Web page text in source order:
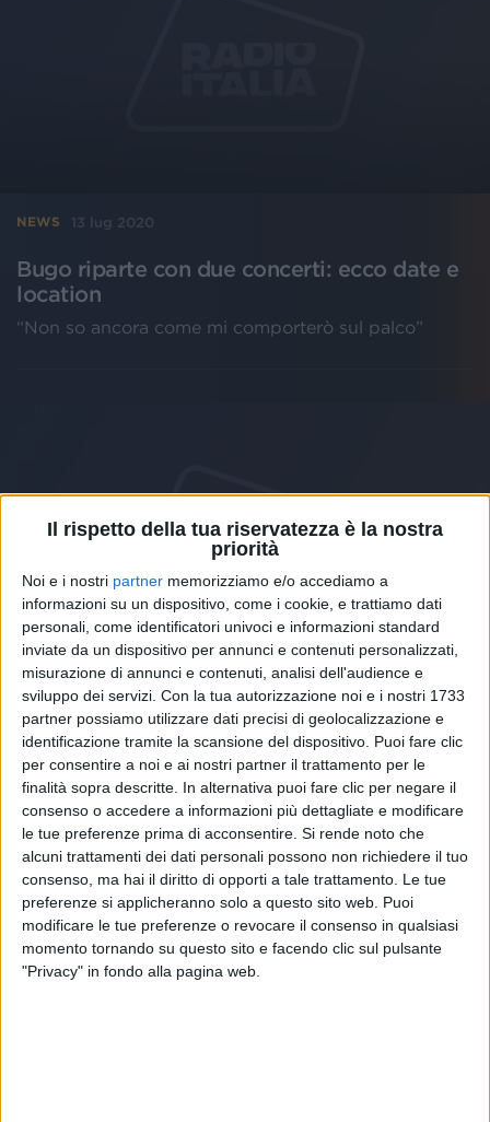
Il rispetto della tua riservatezza è la nostra
priorità
Noi e i nostri partner memorizziamo e/o accediamo a
informazioni su un dispositivo, come i cookie, e trattiamo dati
personali, come identificatori univoci e informazioni standard
inviate da un dispositivo per annunci e contenuti personalizzati,
misurazione di annunci e contenuti, analisi dell'audience e
sviluppo dei servizi. Con la tua autorizzazione noi e i nostri 1733
partner possiamo utilizzare dati precisi di geolocalizzazione e
identificazione tramite la scansione del dispositivo. Puoi fare clic
per consentire a noi e ai nostri partner il trattamento per le
finalità sopra descritte. In alternativa puoi fare clic per negare il
consenso o accedere a informazioni più dettagliate e modificare
le tue preferenze prima di acconsentire. Si rende noto che
alcuni trattamenti dei dati personali possono non richiedere il tuo
consenso, ma hai il diritto di opporti a tale trattamento. Le tue
preferenze si applicheranno solo a questo sito web. Puoi
modificare le tue preferenze o revocare il consenso in qualsiasi
momento tornando su questo sito e facendo clic sul pulsante
"Privacy" in fondo alla pagina web.
NEWS 13 lug 2020
Bugo riparte con due concerti: ecco date e
location
“Non so ancora come mi comporterò sul palco”
NEWS 23 giu 2020
Bugo Live 2020, tour work in progress:
ecco le prime date dei concerti
“A voler essere SINCERO, MI MANCA l’emozione che
solo un live sa donarti”